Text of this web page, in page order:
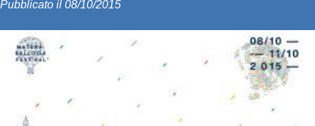
Pubblicato il 08/10/2015